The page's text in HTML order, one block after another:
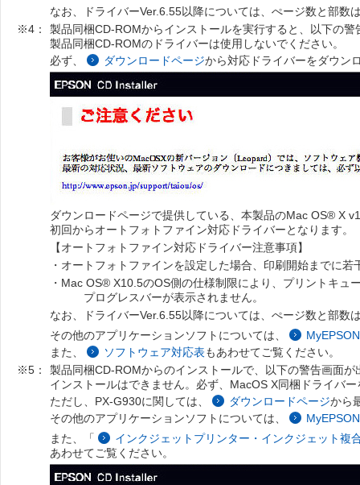
なお、ドライバーVer.6.55以降については、ぺージ数と部数
※4：
製品同梱CD-ROMからインストールを実行すると、以下の
製品同梱CD-ROMのドライバーは使用しないでください。
必ず、
ダウンロードページから対応ドライバーをダウン
ダウンロードページで提供している、本製品のMac OS® X
初回からオートフォトファイン対応ドライバーとなります。
【オートフォトファイン対応ドライバー注意事項】
・オートフォトファインを設定した場合、印刷開始までに若
・Mac OS® X10.5のOS側の仕様制限により、プリントキュ
プログレスバーが表示されません。
なお、ドライバーVer.6.55以降については、ぺージ数と部数
その他のアプリケーションソフトについては、
MyEPSON
また、
ソフトウェア対応表もあわせてご覧ください。
※5：
製品同梱CD-ROMからのインストールで、以下の警告画面
インストールはできません。必ず、MacOS X同梱ドライバ
ただし、PX-G930に関しては、
ダウンロードページから
その他のアプリケーションソフトについては、
MyEPSON
また、「
インクジェットプリンター・インクジェット
あわせてご覧ください。